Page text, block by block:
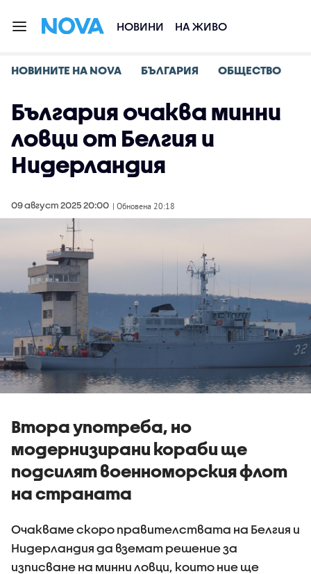
НОВИНИ НА ЖИВО
НОВИНИТЕ НА NOVA БЪЛГАРИЯ ОБЩЕСТВО
България очаква минни
ловци от Белгия и
Нидерландия
09 август 2025 20:00 | Обновена 20:18
Втора употреба, но
модернизирани кораби ще
подсилят военноморския флот
на страната
Очакваме скоро правителствата на Белгия и
Нидерландия да вземат решение за
изписване на минни ловци, които ние ще